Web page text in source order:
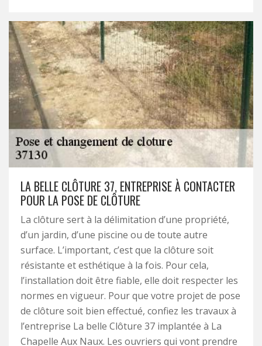
LA BELLE CLÔTURE 37, ENTREPRISE À CONTACTER
POUR LA POSE DE CLÔTURE
La clôture sert à la délimitation d’une propriété,
d’un jardin, d’une piscine ou de toute autre
surface. L’important, c’est que la clôture soit
résistante et esthétique à la fois. Pour cela,
l’installation doit être fiable, elle doit respecter les
normes en vigueur. Pour que votre projet de pose
de clôture soit bien effectué, confiez les travaux à
l’entreprise La belle Clôture 37 implantée à La
Chapelle Aux Naux. Les ouvriers qui vont prendre